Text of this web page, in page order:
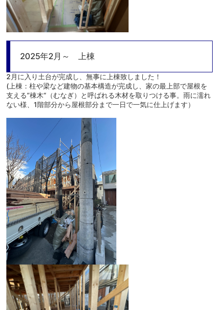
2025年2月～ 上棟
2月に入り土台が完成し、無事に上棟致しました！
(上棟：柱や梁など建物の基本構造が完成し、家の最上部で屋根を
支える“棟木“（むなぎ）と呼ばれる木材を取りつける事。雨に濡れ
ない様、1階部分から屋根部分まで一日で一気に仕上げます）